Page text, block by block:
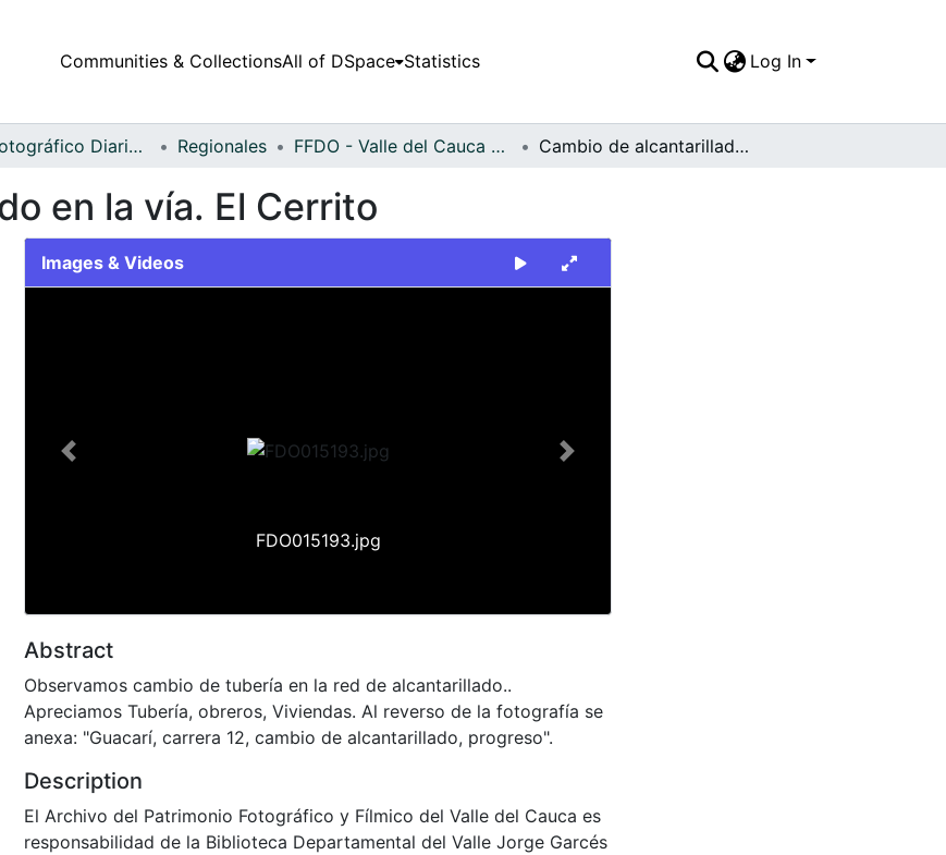
Communities & CollectionsAll of DSpace Statistics Log In
Fondo Fotográfico Diario Occidente Regionales FFDO - Valle del Cauca - Patrimonial Cambio de alcantarillado en la vía. El Cerrito
en la vía. El Cerrito
Images & Videos
FDO015193.jpg
Previous Next
Abstract
Observamos cambio de tubería en la red de alcantarillado..
Apreciamos Tubería, obreros, Viviendas. Al reverso de la fotografía se
anexa: "Guacarí, carrera 12, cambio de alcantarillado, progreso".
Description
El Archivo del Patrimonio Fotográfico y Fílmico del Valle del Cauca es
responsabilidad de la Biblioteca Departamental del Valle Jorge Garcés